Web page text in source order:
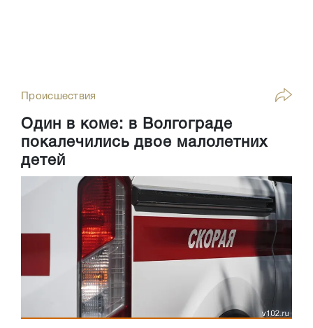
Происшествия
Один в коме: в Волгограде
покалечились двое малолетних
детей